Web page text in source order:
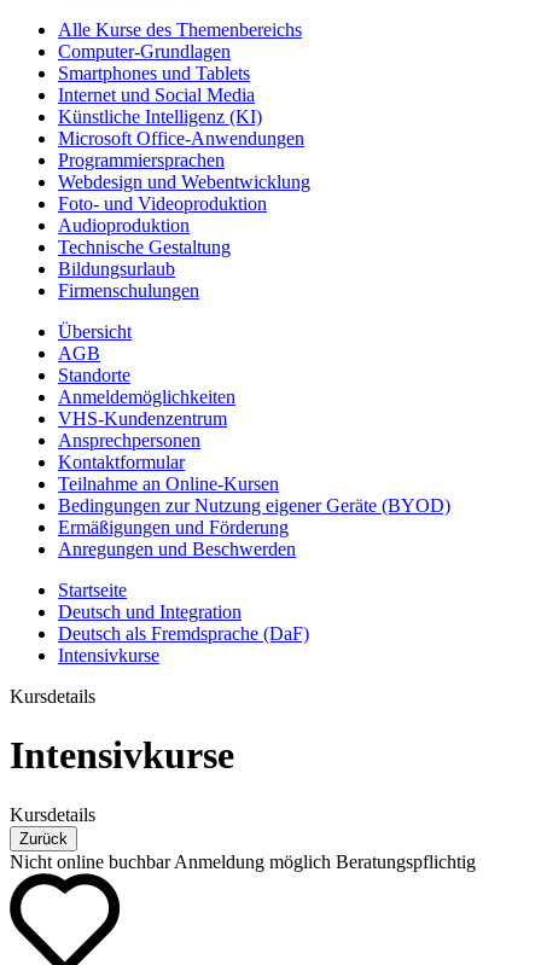
Alle Kurse des Themenbereichs
Computer-Grundlagen
Smartphones und Tablets
Internet und Social Media
Künstliche Intelligenz (KI)
Microsoft Office-Anwendungen
Programmiersprachen
Webdesign und Webentwicklung
Foto- und Videoproduktion
Audioproduktion
Technische Gestaltung
Bildungsurlaub
Firmenschulungen
Übersicht
AGB
Standorte
Anmeldemöglichkeiten
VHS-Kundenzentrum
Ansprechpersonen
Kontaktformular
Teilnahme an Online-Kursen
Bedingungen zur Nutzung eigener Geräte (BYOD)
Ermäßigungen und Förderung
Anregungen und Beschwerden
Startseite
Deutsch und Integration
Deutsch als Fremdsprache (DaF)
Intensivkurse
Kursdetails
Intensivkurse
Kursdetails
Zurück
Nicht online buchbar Anmeldung möglich Beratungspflichtig